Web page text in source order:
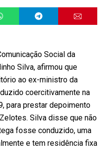
Social da
Silva, afirmou que
ao ex-ministro da
coercitivamente na
para prestar depoimento
Silva disse que não
fosse conduzido, uma
e tem residência fixa